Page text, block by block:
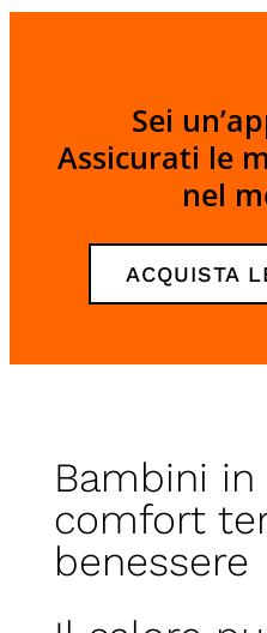
Sei
Assicurati le
nel
ACQUISTA
Bambini in
comfort
benessere